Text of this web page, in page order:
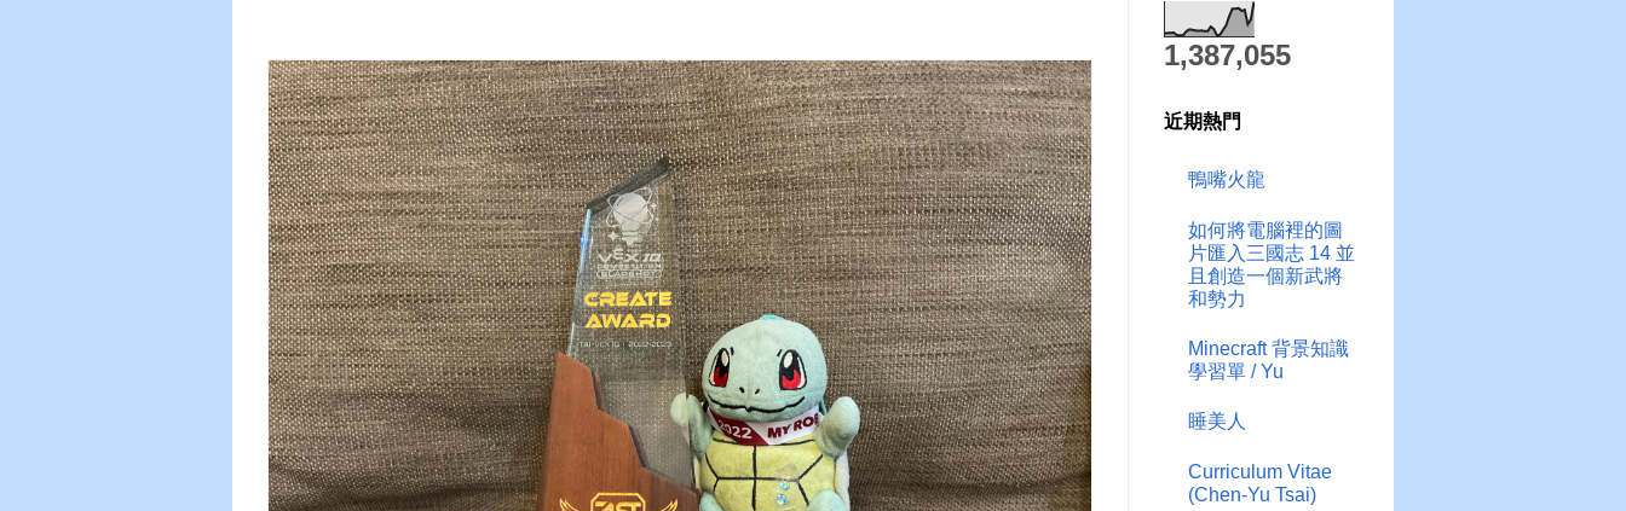
1,387,055
近期熱門
鴨嘴火龍
如何將電腦裡的圖
片匯入三國志 14 並
且創造一個新武將
和勢力
Minecraft 背景知識
學習單 / Yu
睡美人
Curriculum Vitae
(Chen-Yu Tsai)